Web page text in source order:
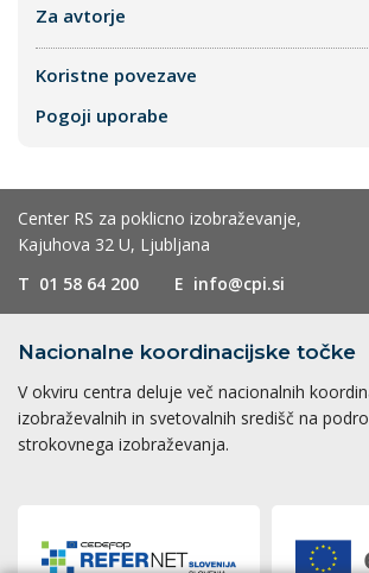
Za avtorje
Koristne povezave
Pogoji uporabe
Center RS za poklicno izobraževanje,
Kajuhova 32 U, Ljubljana
T 01 58 64 200 E info@cpi.si
Nacionalne koordinacijske točke
V okviru centra deluje več nacionalnih
izobraževalnih in svetovalnih središč na
strokovnega izobraževanja.